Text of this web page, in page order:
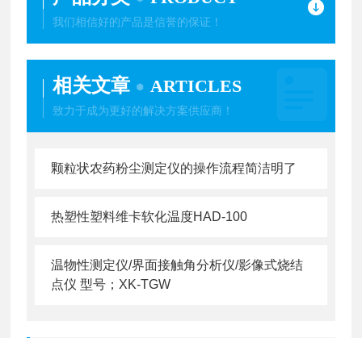
我们相信好的产品是信誉的保证！
相关文章 ARTICLES
致力于成为更好的解决方案供应商！
颗粒状农药粉尘测定仪的操作流程简洁明了
热塑性塑料维卡软化温度HAD-100
温物性测定仪/界面接触角分析仪/影像式烧结
点仪 型号；XK-TGW